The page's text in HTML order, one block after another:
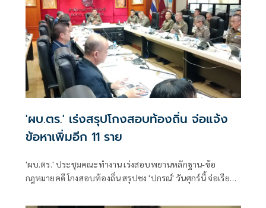
'ผบ.ตร.' เร่งสรุปโกงสอบท้องถิ่น จ่อแจ้ง
ข้อหาเพิ่มอีก 11 ราย
'ผบ.ตร.' ประชุมคณะทำงาน เร่งสอบพยานหลักฐาน-ข้อ
กฎหมายคดี โกงสอบท้องถิ่น สรุปชง 'ปกรณ์' วันศุกร์นี้ จ่อเรียกผู้